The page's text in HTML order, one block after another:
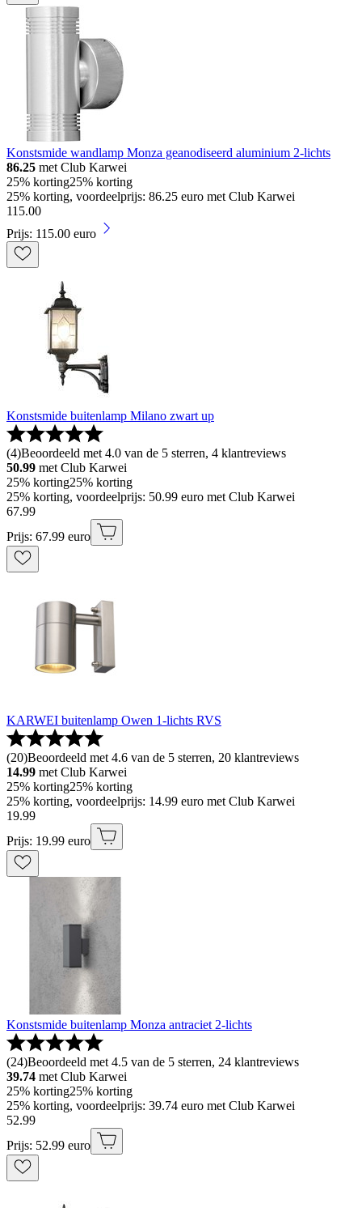
Konstsmide wandlamp Monza geanodiseerd aluminium 2-lichts
86.25 met Club Karwei
25% korting25% korting
25% korting, voordeelprijs: 86.25 euro met Club Karwei
115.00
Prijs: 115.00 euro
Konstsmide buitenlamp Milano zwart up
(4)Beoordeeld met 4.0 van de 5 sterren, 4 klantreviews
50.99 met Club Karwei
25% korting25% korting
25% korting, voordeelprijs: 50.99 euro met Club Karwei
67.99
Prijs: 67.99 euro
KARWEI buitenlamp Owen 1-lichts RVS
(20)Beoordeeld met 4.6 van de 5 sterren, 20 klantreviews
14.99 met Club Karwei
25% korting25% korting
25% korting, voordeelprijs: 14.99 euro met Club Karwei
19.99
Prijs: 19.99 euro
Konstsmide buitenlamp Monza antraciet 2-lichts
(24)Beoordeeld met 4.5 van de 5 sterren, 24 klantreviews
39.74 met Club Karwei
25% korting25% korting
25% korting, voordeelprijs: 39.74 euro met Club Karwei
52.99
Prijs: 52.99 euro